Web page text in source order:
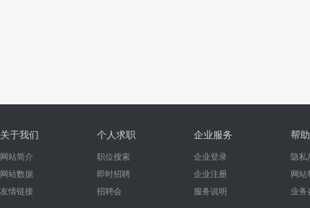
关于我们
网站简介
网站数据
友情链接
个人求职
职位搜索
即时招聘
招聘会
企业服务
企业登录
企业注册
服务说明
帮
隐私
网站
业务